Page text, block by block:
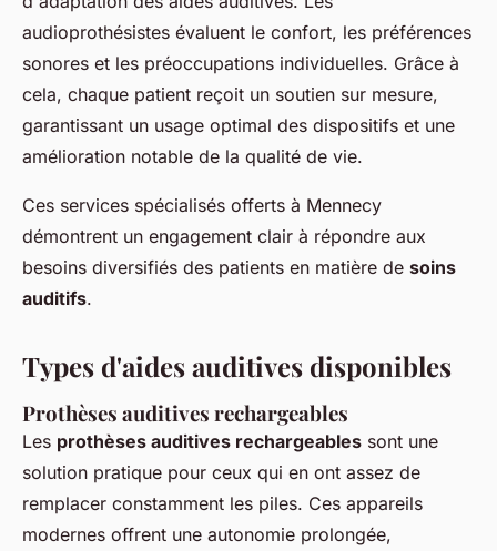
audioprothésistes évaluent le confort, les préférences
sonores et les préoccupations individuelles. Grâce à
cela, chaque patient reçoit un soutien sur mesure,
garantissant un usage optimal des dispositifs et une
amélioration notable de la qualité de vie.
Ces services spécialisés offerts à Mennecy
démontrent un engagement clair à répondre aux
besoins diversifiés des patients en matière de soins
auditifs.
Types d'aides auditives disponibles
Prothèses auditives rechargeables
Les prothèses auditives rechargeables sont une
solution pratique pour ceux qui en ont assez de
remplacer constamment les piles. Ces appareils
modernes offrent une autonomie prolongée,